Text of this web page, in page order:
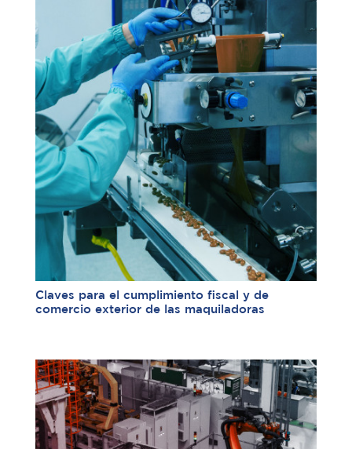
Claves para el cumplimiento fiscal y de
comercio exterior de las maquiladoras